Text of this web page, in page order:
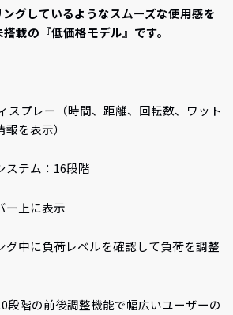
グしているようなスムーズな使用感を
載の『低価格モデル』です。
スプレー（時間、距離、回転数、ワット
を表示）
ステム：16段階
ー上に表示
グ中に負荷レベルを確認して負荷を調整
段階の前後調整機能で幅広いユーザーの